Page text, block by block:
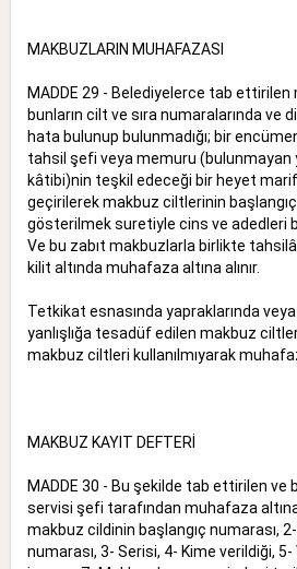
MAKBUZLARIN MUHAFAZASI
MADDE 29 - Belediyelerce tab ettirilen
bunların cilt ve sıra numaralarında ve
hata bulunup bulunmadığı; bir
tahsil şefi veya memuru (bulunmayan
kâtibi)nin teşkil edeceği bir heyet
geçirilerek makbuz ciltlerinin
gösterilmek suretiyle cins ve adedleri
Ve bu zabıt makbuzlarla birlikte
kilit altında muhafaza altına alınır.
Tetkikat esnasında yapraklarında
yanlışlığa tesadüf edilen makbuz
makbuz ciltleri kullanılmıyarak
MAKBUZ KAYIT DEFTERİ
MADDE 30 - Bu şekilde tab ettirilen ve
servisi şefi tarafından muhafaza
makbuz cildinin başlangıç numarası,
numarası, 3- Serisi, 4- Kime verildiği,